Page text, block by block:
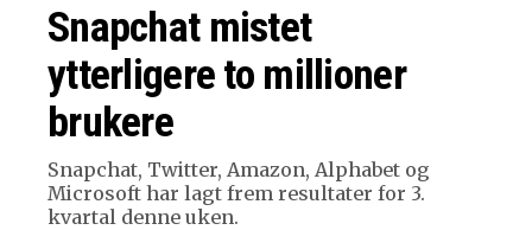
Snapchat mistet
ytterligere to millioner
brukere
Snapchat, Twitter, Amazon, Alphabet og
Microsoft har lagt frem resultater for 3.
kvartal denne uken.